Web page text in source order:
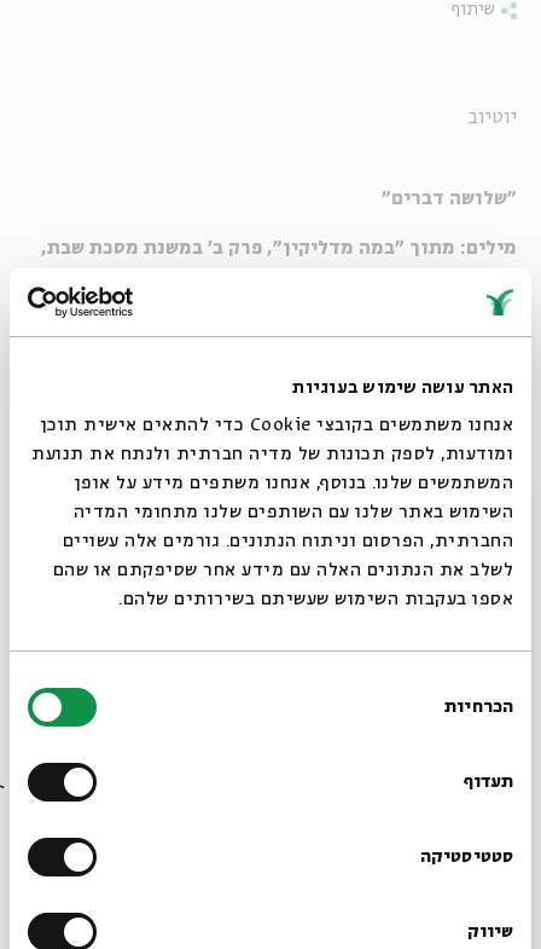
האתר עושה שימוש בעוגיות
אנחנו משתמשים בקובצי Cookie כדי להתאים אישית תוכן
ומודעות, לספק תכונות של מדיה חברתית ולנתח את תנועת
המשתמשים שלנו. בנוסף, אנחנו משתפים מידע על אופן
השימוש באתר שלנו עם השותפים שלנו מתחומי המדיה
החברתית, הפרסום וניתוח הנתונים. גורמים אלה עשויים
לשלב את הנתונים האלה עם מידע אחר שסיפקתם או שהם
אספו בעקבות השימוש שעשיתם בשירותים שלהם.
הסכמה
הכרחיות
תעדוף
סטטיסטיקה
שיווק
שיתוף
יוטיוב
"שלושה דברים"
מילים: מתוך "במה מדליקין", פרק ב' במשנת מסכת שבת,
אהוד בנאי
באדיבות שילוח הפקות ו-NMC
צילום ועריכה: אודי אלפסי
להקה: גיל סמטנה, נושי פז, ערן פורת, אלעד כהן -בונן ,
ביל צור , מאיה בלזיצמן, גליה חי, יגל הרוש .
בקליינר: ארז שמידע
סגור